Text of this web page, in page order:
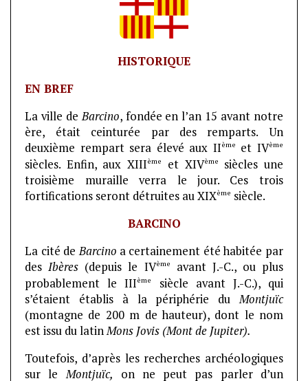
HISTORIQUE
EN BREF
La ville deBarcino, fondée en l’an 15 avant notre
ère, était ceinturée par des remparts. Un
deuxième rempart sera élevé aux IIème et IVème
siècles. Enfin, aux XIIIème et XIVème
siècles une
troisième muraille verra le jour. Ces trois
fortifications seront détruites au XIXème siècle.
BARCINO
La cité deBarcino a certainement été habitée par
desIbères (depuis le IVème
avant J.-C., ou plus
probablement le IIIème
siècle avant J.-C.), qui
s’étaient établis à la périphérie duMontjuïc
(montagne de 200 m de hauteur), dont le nom
est issu du latinMons Jovis (Mont de Jupiter).
Toutefois, d’après les recherches archéologiques
sur leMontjuïc, on ne peut pas parler d’un